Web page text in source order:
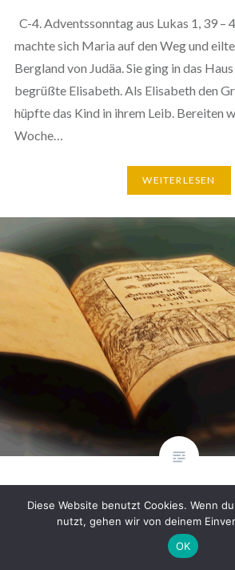
C-4. Adventssonntag aus Lukas 1, 39 –
machte sich Maria auf den Weg und
Bergland von Judäa. Sie ging in das
begrüßte Elisabeth. Als Elisabeth den
hüpfte das Kind in ihrem Leib. Bereiten
Woche…
WEITERLESEN
C-3.
C-3. Adventssonntag aus Lukas 3,10 –
Diese Website benutzt Cookies. Wenn
nutzt, gehen wir von deinem
OK